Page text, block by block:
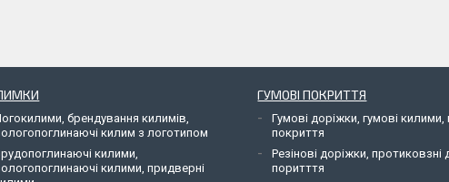
брендування килимів,
килим з логотипом
килими,
килими, придверні
ГУМОВІ ПОКРИТТЯ
Гумові доріжки, гумові килими,
покриття
Резінові доріжки, протиковзні
поритття